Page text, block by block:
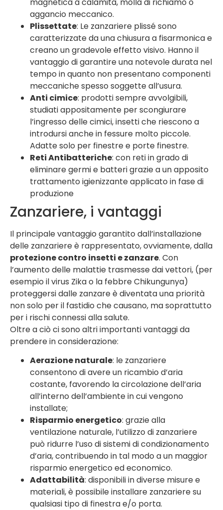
aggancio meccanico.
Plissettate: Le zanzariere plissé sono
caratterizzate da una chiusura a fisarmonica e
creano un gradevole effetto visivo. Hanno il
vantaggio di garantire una notevole durata nel
tempo in quanto non presentano componenti
meccaniche spesso soggette all’usura.
Anti cimice: prodotti sempre avvolgibili,
studiati appositamente per scongiurare
l’ingresso delle cimici, insetti che riescono a
introdursi anche in fessure molto piccole.
Adatte solo per finestre e porte finestre.
Reti Antibatteriche: con reti in grado di
eliminare germi e batteri grazie a un apposito
trattamento igienizzante applicato in fase di
produzione
Zanzariere, i vantaggi
Il principale vantaggio garantito dall’installazione
delle zanzariere è rappresentato, ovviamente, dalla
protezione contro insetti e zanzare. Con
l’aumento delle malattie trasmesse dai vettori, (per
esempio il virus Zika o la febbre Chikungunya)
proteggersi dalle zanzare è diventata una priorità
non solo per il fastidio che causano, ma soprattutto
per i rischi connessi alla salute.
Oltre a ciò ci sono altri importanti vantaggi da
prendere in considerazione:
Aerazione naturale: le zanzariere
consentono di avere un ricambio d’aria
costante, favorendo la circolazione dell’aria
all’interno dell’ambiente in cui vengono
installate;
Risparmio energetico: grazie alla
ventilazione naturale, l’utilizzo di zanzariere
può ridurre l’uso di sistemi di condizionamento
d’aria, contribuendo in tal modo a un maggior
risparmio energetico ed economico.
Adattabilità: disponibili in diverse misure e
materiali, è possibile installare zanzariere su
qualsiasi tipo di finestra e/o porta.